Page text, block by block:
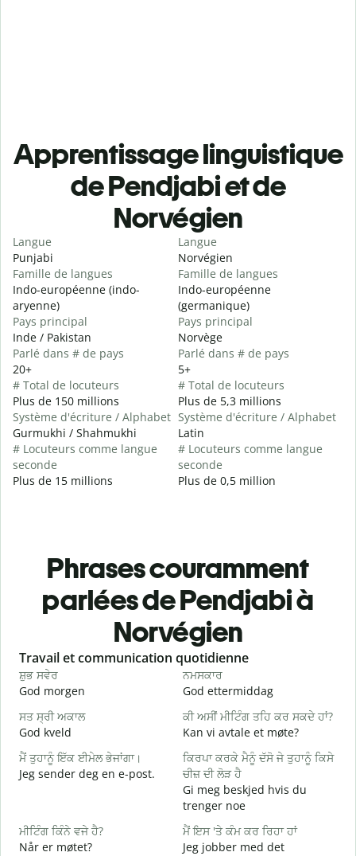
Apprentissage linguistique
de Pendjabi et de
Norvégien
Langue
Punjabi
Famille de langues
Indo-européenne (indo-
aryenne)
Pays principal
Inde / Pakistan
Parlé dans # de pays
20+
# Total de locuteurs
Plus de 150 millions
Système d'écriture / Alphabet
Gurmukhi / Shahmukhi
# Locuteurs comme langue
seconde
Plus de 15 millions
Langue
Norvégien
Famille de langues
Indo-européenne
(germanique)
Pays principal
Norvège
Parlé dans # de pays
5+
# Total de locuteurs
Plus de 5,3 millions
Système d'écriture / Alphabet
Latin
# Locuteurs comme langue
seconde
Plus de 0,5 million
Phrases couramment
parlées de Pendjabi à
Norvégien
Slide 1 of 6
Travail et communication quotidienne
ਸ਼ੁਭ ਸਵੇਰ
God morgen
ਨਮਸਕਾਰ
God ettermiddag
ਸਤ ਸ੍ਰੀ ਅਕਾਲ
God kveld
ਕੀ ਅਸੀਂ ਮੀਟਿੰਗ ਤਹਿ ਕਰ ਸਕਦੇ ਹਾਂ?
Kan vi avtale et møte?
ਮੈਂ ਤੁਹਾਨੂੰ ਇੱਕ ਈਮੇਲ ਭੇਜਾਂਗਾ।
Jeg sender deg en e-post.
ਕਿਰਪਾ ਕਰਕੇ ਮੈਨੂੰ ਦੱਸੋ ਜੇ ਤੁਹਾਨੂੰ ਕਿਸੇ
ਚੀਜ਼ ਦੀ ਲੋੜ ਹੈ
Gi meg beskjed hvis du
trenger noe
ਮੀਟਿੰਗ ਕਿੰਨੇ ਵਜੇ ਹੈ?
Når er møtet?
ਮੈਂ ਇਸ 'ਤੇ ਕੰਮ ਕਰ ਰਿਹਾ ਹਾਂ
Jeg jobber med det